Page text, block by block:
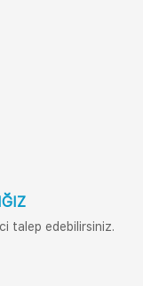
talep edebilirsiniz.